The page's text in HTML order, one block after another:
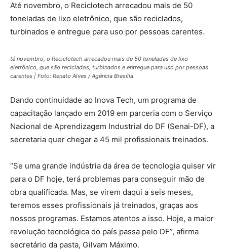
Até novembro, o Reciclotech arrecadou mais de 50
toneladas de lixo eletrônico, que são reciclados,
turbinados e entregue para uso por pessoas carentes.
té novembro, o Reciclotech arrecadou mais de 50 toneladas de lixo
eletrônico, que são reciclados, turbinados e entregue para uso por pessoas
carentes | Foto: Renato Alves / Agência Brasília
Dando continuidade ao Inova Tech, um programa de
capacitação lançado em 2019 em parceria com o Serviço
Nacional de Aprendizagem Industrial do DF (Senai-DF), a
secretaria quer chegar a 45 mil profissionais treinados.
“Se uma grande indústria da área de tecnologia quiser vir
para o DF hoje, terá problemas para conseguir mão de
obra qualificada. Mas, se virem daqui a seis meses,
teremos esses profissionais já treinados, graças aos
nossos programas. Estamos atentos a isso. Hoje, a maior
revolução tecnológica do país passa pelo DF”, afirma
secretário da pasta, Gilvam Máximo.